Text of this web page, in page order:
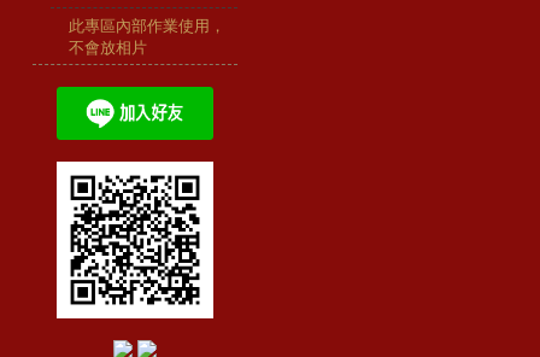
此專區內部作業使用，
不會放相片